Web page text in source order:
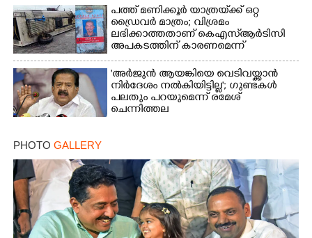
പത്ത് മണിക്കൂർ യാത്രയ്‌ക്ക് ഒറ്റ
ഡ്രൈവർ മാത്രം; വിശ്രമം
ലഭിക്കാത്തതാണ് കെഎസ്‌ആർടിസി
അപകടത്തിന് കാരണമെന്ന്
വിമർശനം
'അർജുൻ ആയങ്കിയെ വെടിവയ്ക്കാൻ
നിർദേശം നൽകിയിട്ടില്ല'; ഗുണ്ടകൾ
പലതും പറയുമെന്ന് രമേശ്
ചെന്നിത്തല
PHOTO GALLERY